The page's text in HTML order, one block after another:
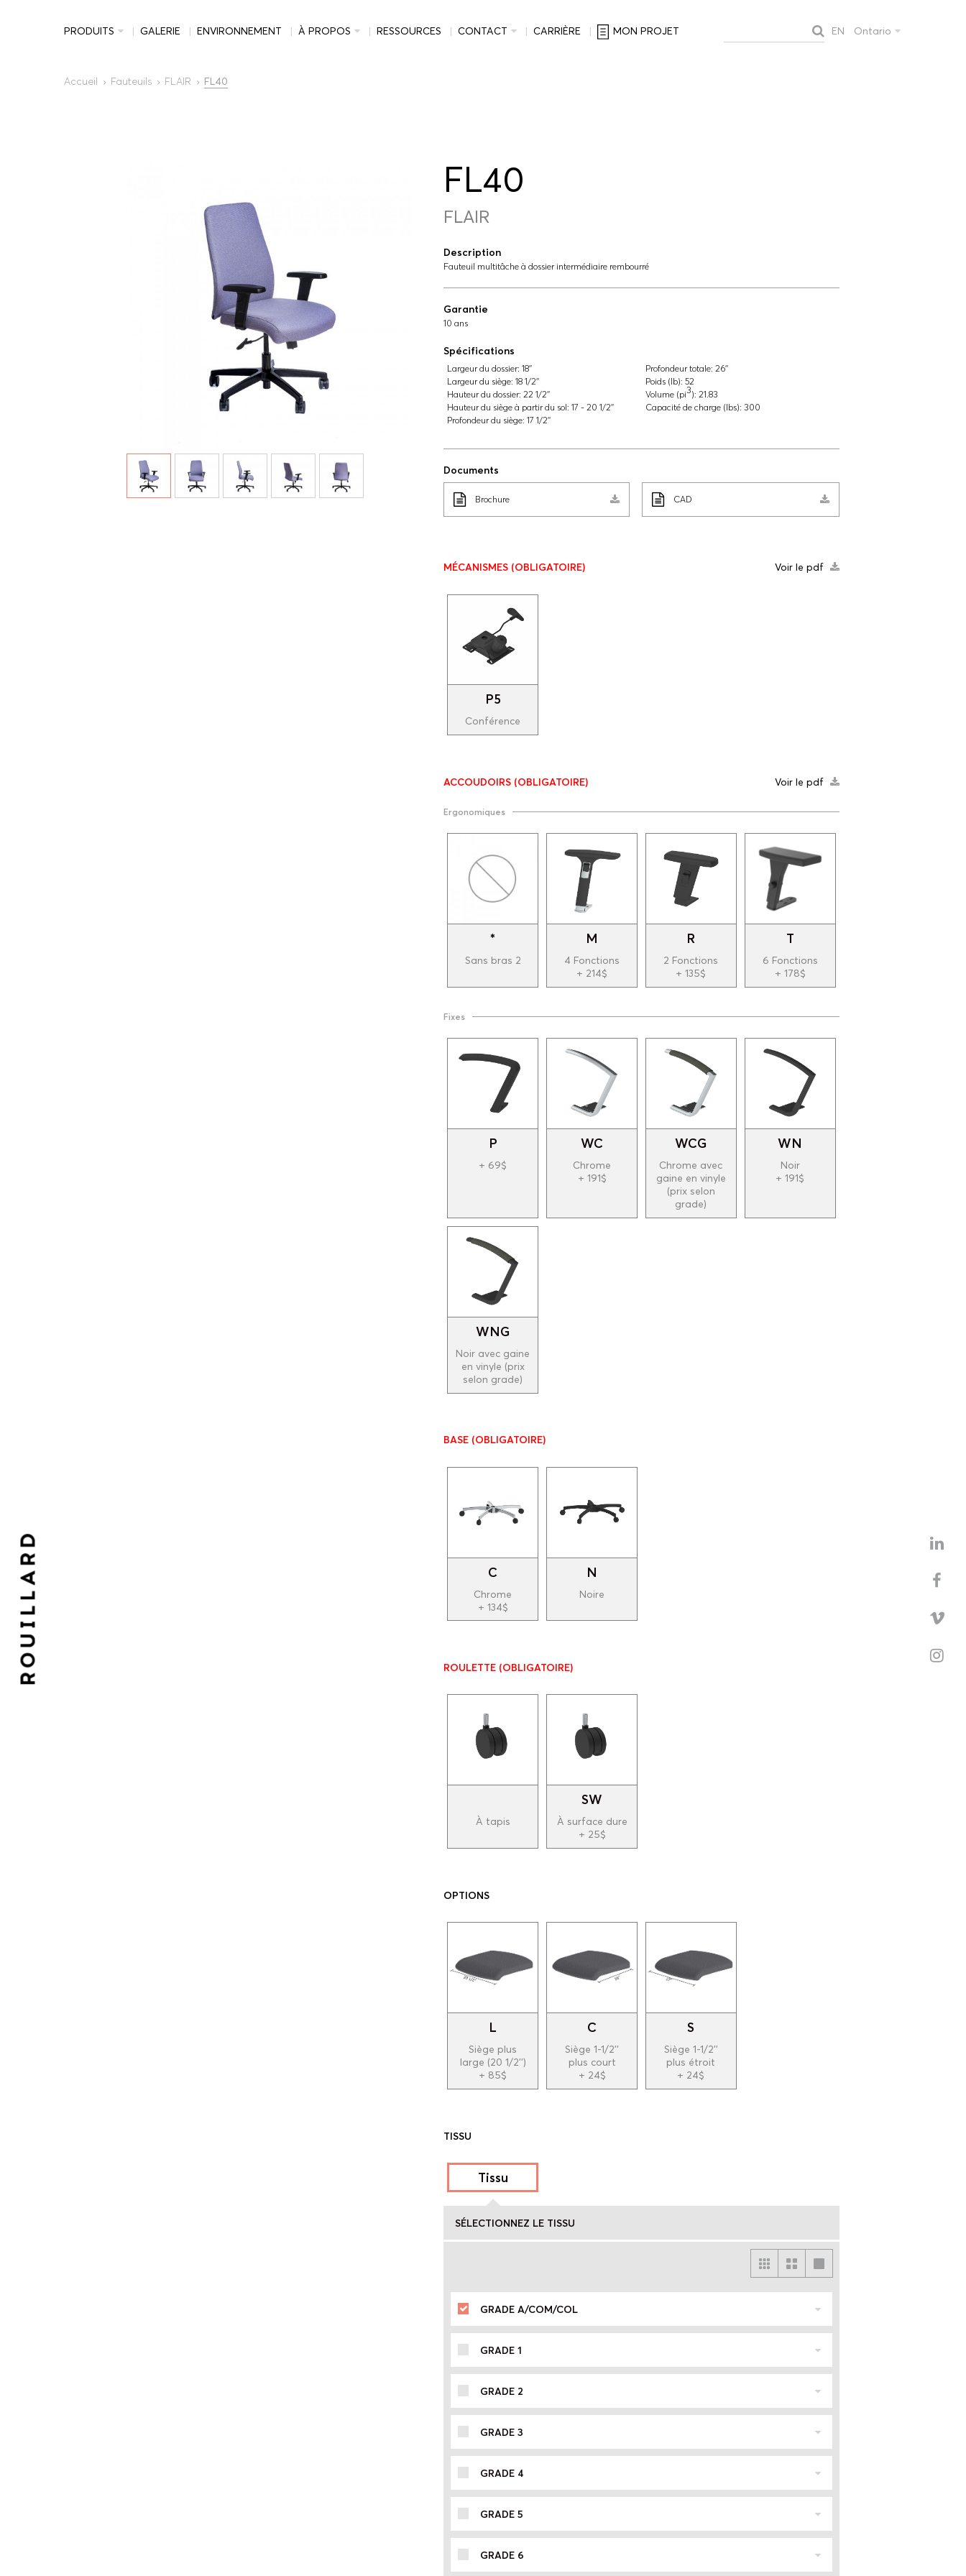
PRODUITS GALERIE ENVIRONNEMENT À PROPOS RESSOURCES CONTACT CARRIÈRE MON PROJET EN Ontario
Accueil Fauteuils FLAIR FL40
FL40
FLAIR
Description
Fauteuil multitâche à dossier intermédiaire rembourré
Garantie
10 ans
Spécifications
Largeur du dossier: 18''
Largeur du siège: 18 1/2''
Hauteur du dossier: 22 1/2''
Hauteur du siège à partir du sol: 17 - 20 1/2''
Profondeur du siège: 17 1/2''
Profondeur totale: 26''
Poids (lb): 52
Volume (pi3): 21.83
Capacité de charge (lbs): 300
Documents
Brochure CAD
MÉCANISMES (OBLIGATOIRE) Voir le pdf
P5
Conférence
ACCOUDOIRS (OBLIGATOIRE) Voir le pdf
Ergonomiques
*
Sans bras 2
M
4 Fonctions
+ 214$
R
2 Fonctions
+ 135$
T
6 Fonctions
+ 178$
Fixes
P
+ 69$
WC
Chrome
+ 191$
WCG
Chrome avec
gaine en vinyle
(prix selon
grade)
WN
Noir
+ 191$
WNG
Noir avec gaine
en vinyle (prix
selon grade)
BASE (OBLIGATOIRE)
C
Chrome
+ 134$
N
Noire
ROULETTE (OBLIGATOIRE)
À tapis
SW
À surface dure
+ 25$
OPTIONS
L
Siège plus
large (20 1/2'')
+ 85$
C
Siège 1-1/2''
plus court
+ 24$
S
Siège 1-1/2''
plus étroit
+ 24$
TISSU
Tissu
SÉLECTIONNEZ LE TISSU
GRADE A/COM/COL
GRADE 1
GRADE 2
GRADE 3
GRADE 4
GRADE 5
GRADE 6